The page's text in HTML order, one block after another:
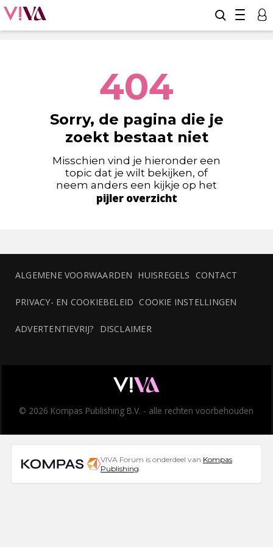
404
Sorry, de pagina die je
zoekt bestaat niet
Misschien vind je hieronder een
topic dat je wilt bekijken, of
neem anders een kijkje op het
pijler overzicht
ALGEMENE VOORWAARDEN HUISREGELS CONTACT
PRIVACY- EN COOKIEBELEID COOKIE INSTELLINGEN
ADVERTENTIEVRIJ? DISCLAIMER
© 2026 Kompas Publishing B.V. - alle rechten voorbehouden
VIVA Forum is onderdeel van Kompas
Publishing